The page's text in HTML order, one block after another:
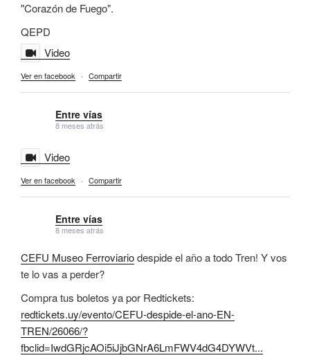
"Corazón de Fuego".
QEPD
Video
Ver en facebook · Compartir
Entre vías
8 meses atrás
Video
Ver en facebook · Compartir
Entre vías
8 meses atrás
CEFU Museo Ferroviariodespide el año a todo Tren! Y vos
te lo vas a perder?
Compra tus boletos ya por Redtickets:
redtickets.uy/evento/CEFU-despide-el-ano-EN-
TREN/26066/?
fbclid=IwdGRjcAOi5iJjbGNrA6LmFWV4dG4DYWVt...